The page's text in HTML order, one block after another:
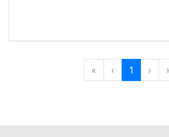
« First‹Previous
1 ›